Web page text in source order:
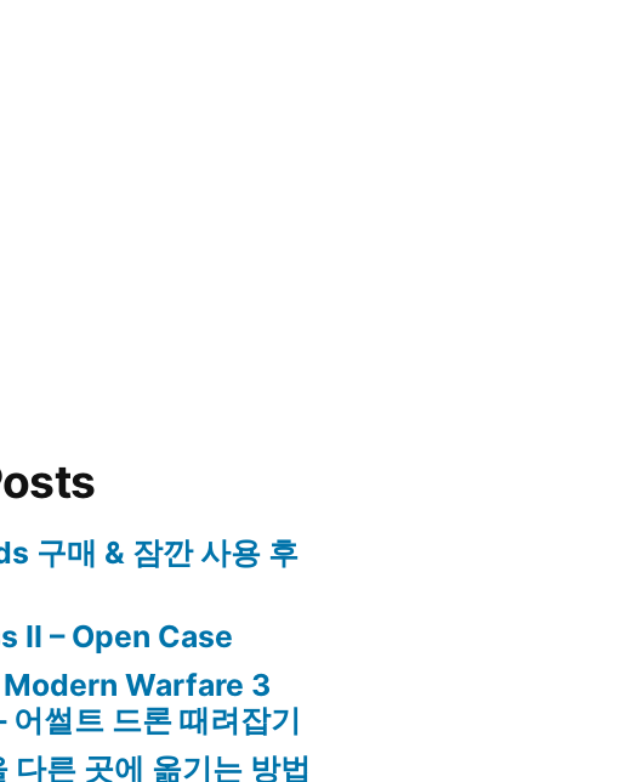
구매 & 잠깐 사용 후
II – Open Case
Warfare 3
썰트 드론 때려잡기
다른 곳에 옮기는 방법